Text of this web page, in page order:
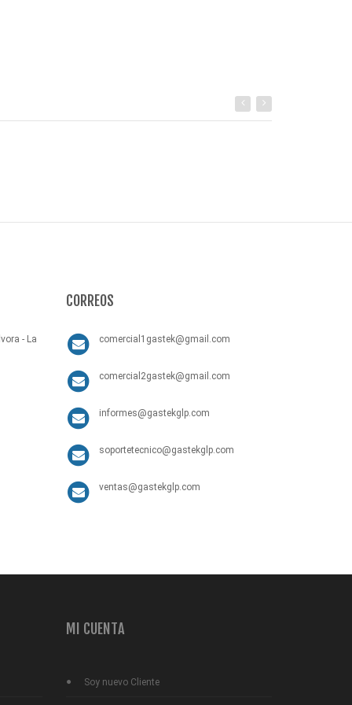
- La
CORREOS
comercial1gastek@gmail.com
comercial2gastek@gmail.com
informes@gastekglp.com
soportetecnico@gastekglp.com
ventas@gastekglp.com
MI CUENTA
Soy nuevo Cliente